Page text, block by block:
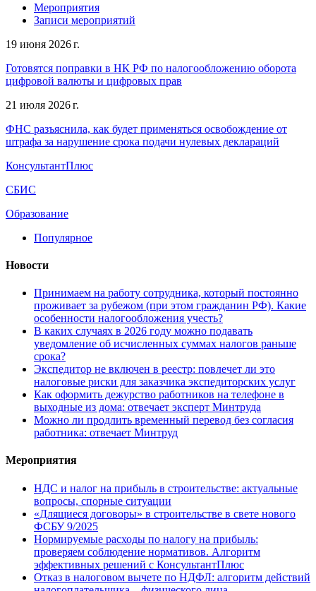
Мероприятия
Записи мероприятий
19 июня 2026 г.
Готовятся поправки в НК РФ по налогообложению оборота
цифровой валюты и цифровых прав
21 июля 2026 г.
ФНС разъяснила, как будет применяться освобождение от
штрафа за нарушение срока подачи нулевых деклараций
КонсультантПлюс
СБИС
Образование
Популярное
Новости
Принимаем на работу сотрудника, который постоянно
проживает за рубежом (при этом гражданин РФ). Какие
особенности налогообложения учесть?
В каких случаях в 2026 году можно подавать
уведомление об исчисленных суммах налогов раньше
срока?
Экспедитор не включен в реестр: повлечет ли это
налоговые риски для заказчика экспедиторских услуг
Как оформить дежурство работников на телефоне в
выходные из дома: отвечает эксперт Минтруда
Можно ли продлить временный перевод без согласия
работника: отвечает Минтруд
Мероприятия
НДС и налог на прибыль в строительстве: актуальные
вопросы, спорные ситуации
«Длящиеся договоры» в строительстве в свете нового
ФСБУ 9/2025
Нормируемые расходы по налогу на прибыль:
проверяем соблюдение нормативов. Алгоритм
эффективных решений с КонсультантПлюс
Отказ в налоговом вычете по НДФЛ: алгоритм действий